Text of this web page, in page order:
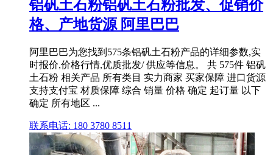
铝矾土石粉铝矾土石粉批发、促销价
格、产地货源 阿里巴巴
阿里巴巴为您找到575条铝矾土石粉产品的详细参数,实
时报价,价格行情,优质批发/ 供应等信息。 共 575件 铝矾
土石粉 相关产品 所有类目 实力商家 买家保障 进口货源
支持支付宝 材质保障 综合 销量 价格 确定 起订量 以下
确定 所有地区 ...
联系电话: 180 3780 8511